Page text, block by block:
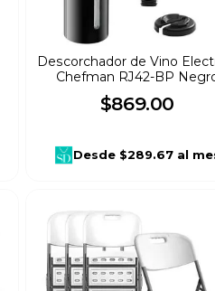
Descorchador de Vino
Chefman RJ42-BP
$869.00
Desde$289.67 al